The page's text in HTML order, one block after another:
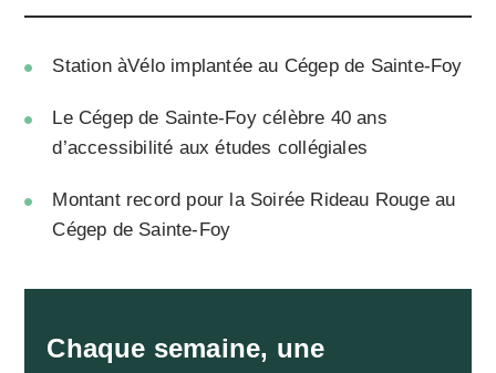
Station àVélo implantée au Cégep de Sainte-Foy
Le Cégep de Sainte-Foy célèbre 40 ans
d’accessibilité aux études collégiales
Montant record pour la Soirée Rideau Rouge au
Cégep de Sainte-Foy
Chaque semaine, une